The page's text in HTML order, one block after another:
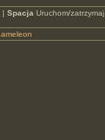
| Spacja Uruchom/zatrzymaj